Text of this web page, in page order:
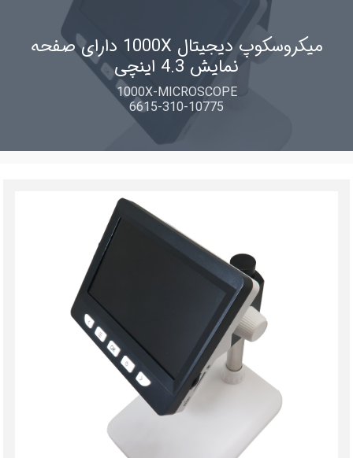
میکروسکوپ دیجیتال 1000X دارای صفحه
نمایش 4.3 اینچی
1000X-MICROSCOPE
6615-310-10775